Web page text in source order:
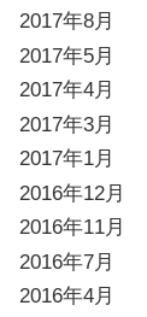
2017年8月
2017年5月
2017年4月
2017年3月
2017年1月
2016年12月
2016年11月
2016年7月
2016年4月